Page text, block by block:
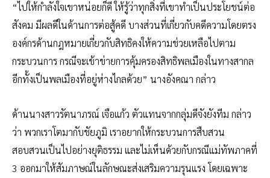
“ไปให้กำลังใจเขาหน่อยก็ดี ให้รู้ว่าทุกสิ่งที่เขาทำเป็นประโยชน์ต่อ
สังคม มีผลดีในด้านการต่อสู้คดี บางส่วนที่เกี่ยวกับคดีความโดยตรง
องค์กรด้านกฎหมายเกี่ยวกับสิทธิคงให้ความช่วยเหลือไปตาม
กระบวนการ กรณีจะเข้าข่ายการคุ้มครองสิทธิพลเมืองในทางสากล
อีกทั้งเป็นพลเมืองที่อยู่ห่างไกลด้วย” นางอังคณา กล่าว
ด้านนางสาวรัตนาภรณ์ เจือแก้ว ตัวแทนจากกลุ่มดีจังยังทีม กล่าว
ว่า พวกเราโตมากับชัยภูมิ เราอยากให้กระบวนการสืบสวน
สอบสวนเป็นไปอย่างยุติธรรม และไม่เห็นด้วยกับกรณีแม่ทัพภาคที่
3 ออกมาให้สัมภาษณ์ในลักษณะส่งเสริมความรุนแรง โดยเฉพาะ